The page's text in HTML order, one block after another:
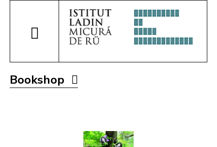
Bookshop